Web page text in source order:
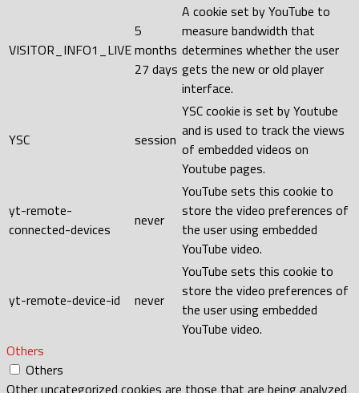
VISITOR_INFO1_LIVE
5
months
27 days
A cookie set by YouTube to
measure bandwidth that
determines whether the user
gets the new or old player
interface.
YSC session
YSC cookie is set by Youtube
and is used to track the views
of embedded videos on
Youtube pages.
yt-remote-
connected-devices
never
YouTube sets this cookie to
store the video preferences of
the user using embedded
YouTube video.
yt-remote-device-id never
YouTube sets this cookie to
store the video preferences of
the user using embedded
YouTube video.
Others
Others